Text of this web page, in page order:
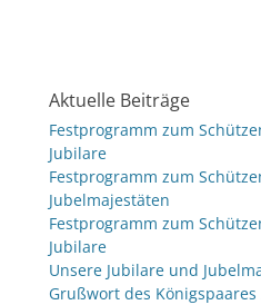
Aktuelle Beiträge
Festprogramm zum
Jubilare
Festprogramm zum
Jubelmajestäten
Festprogramm zum
Jubilare
Unsere Jubilare und
Grußwort des Königspaares